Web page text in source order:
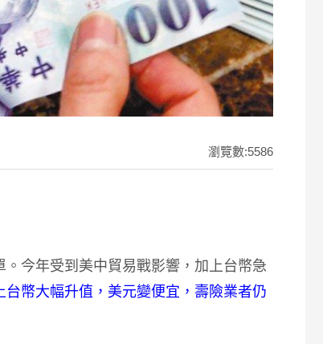
瀏覽數:5586
今年受到美中貿易戰影響，加上台幣急
幣大幅升值，美元變便宜，壽險業者仍